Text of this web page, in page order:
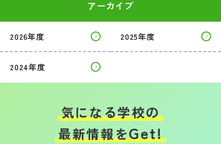
アーカイブ
2026年度 2025年度
2024年度
気になる学校の
最新情報をGet!